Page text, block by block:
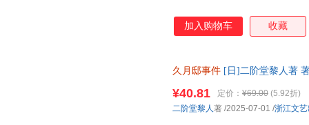
加入购物车 收藏
久月邸事件 [日]二阶堂黎人著
¥40.81 定价： ¥69.00 (5.92折)
二阶堂黎人著 /2025-07-01 /浙江文